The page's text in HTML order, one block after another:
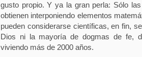
gusto propio. Y ya la gran perla: Sólo
obtienen interponiendo elementos
pueden considerarse científicas, en fin,
Dios ni la mayoría de dogmas de fe,
viviendo más de 2000 años.